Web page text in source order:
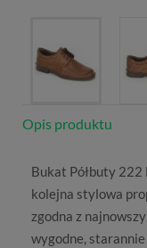
Opis produktu
Bukat Półbuty
kolejna stylowa
zgodna z
wygodne,